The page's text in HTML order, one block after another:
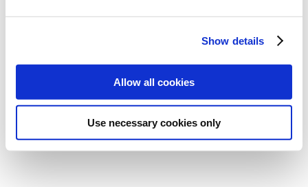
Show details
Allow all cookies
Use necessary cookies only